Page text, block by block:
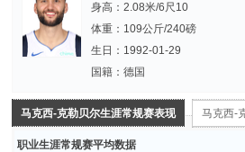
身高：2.08米/6尺10
体重：109公斤/240磅
生日：1992-01-29
国籍：德国
马克西-克勒贝尔生涯常规赛表现 马克西-
职业生涯常规赛平均数据